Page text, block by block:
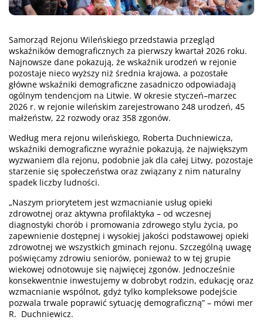
Samorząd Rejonu Wileńskiego przedstawia przegląd
wskaźników demograficznych za pierwszy kwartał 2026 roku.
Najnowsze dane pokazują, że wskaźnik urodzeń w rejonie
pozostaje nieco wyższy niż średnia krajowa, a pozostałe
główne wskaźniki demograficzne zasadniczo odpowiadają
ogólnym tendencjom na Litwie. W okresie styczeń–marzec
2026 r. w rejonie wileńskim zarejestrowano 248 urodzeń, 45
małżeństw, 22 rozwody oraz 358 zgonów.
Według mera rejonu wileńskiego, Roberta Duchniewicza,
wskaźniki demograficzne wyraźnie pokazują, że największym
wyzwaniem dla rejonu, podobnie jak dla całej Litwy, pozostaje
starzenie się społeczeństwa oraz związany z nim naturalny
spadek liczby ludności.
„Naszym priorytetem jest wzmacnianie usług opieki
zdrowotnej oraz aktywna profilaktyka – od wczesnej
diagnostyki chorób i promowania zdrowego stylu życia, po
zapewnienie dostępnej i wysokiej jakości podstawowej opieki
zdrowotnej we wszystkich gminach rejonu. Szczególną uwagę
poświęcamy zdrowiu seniorów, ponieważ to w tej grupie
wiekowej odnotowuje się najwięcej zgonów. Jednocześnie
konsekwentnie inwestujemy w dobrobyt rodzin, edukację oraz
wzmacnianie wspólnot, gdyż tylko kompleksowe podejście
pozwala trwale poprawić sytuację demograficzną” – mówi mer
R. Duchniewicz.